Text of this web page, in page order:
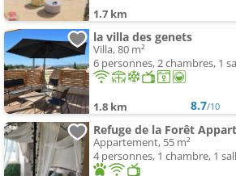
1.7 km
la villa des genets
Villa, 80 m²
6 personnes, 2 chambres, 1
1.8 km 8.7/10
Refuge de la Forêt
Appartement, 55 m²
4 personnes, 1 chambre, 1